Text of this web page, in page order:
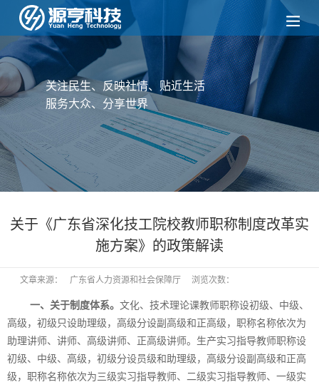
关注民生、反映社情、贴近生活
服务大众、分享世界
关于《广东省深化技工院校教师职称制度改革实
施方案》的政策解读
文章来源： 广东省人力资源和社会保障厅 浏览次数：
一、关于制度体系。 文化、技术理论课教师职称设初级、中级、
高级，初级只设助理级，高级分设副高级和正高级，职称名称依次为
助理讲师、讲师、高级讲师、正高级讲师。生产实习指导教师职称设
初级、中级、高级，初级分设员级和助理级，高级分设副高级和正高
级，职称名称依次为三级实习指导教师、二级实习指导教师、一级实